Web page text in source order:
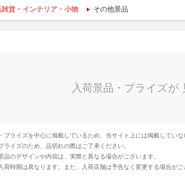
貨・インテリア・小物 その他景品